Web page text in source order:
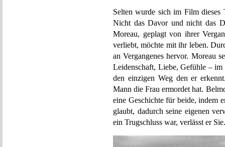
Selten wurde sich im Film dieses
Nicht das Davor und nicht das
Moreau, geplagt von ihrer
verliebt, möchte mit ihr leben.
an Vergangenes hervor. Moreau
Leidenschaft, Liebe, Gefühle –
den einzigen Weg den er
Mann die Frau ermordet hat.
eine Geschichte für beide, indem
glaubt, dadurch seine eigenen
ein Trugschluss war, verlässt er Sie.